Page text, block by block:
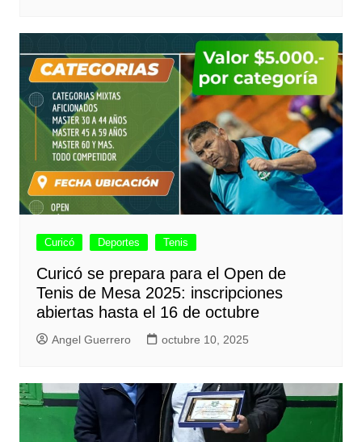
Curicó Deportes Tenis
Curicó se prepara para el Open de
Tenis de Mesa 2025: inscripciones
abiertas hasta el 16 de octubre
Angel Guerrero octubre 10, 2025